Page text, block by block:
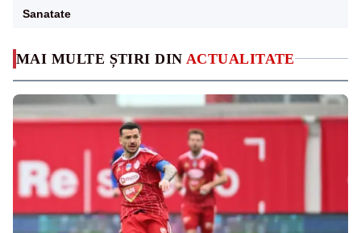
MAI MULTE ȘTIRI DIN ACTUALITATE
Sanatate